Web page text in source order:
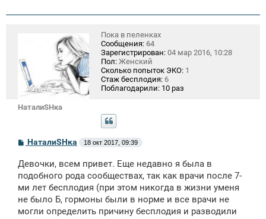
НаталиSHка
Пока в пеленках
Сообщения: 64
Зарегистрирован: 04 мар 2016, 10:28
Пол: Женский
Сколько попыток ЭКО: 1
Стаж бесплодия: 6
Поблагодарили: 10 раз
С
о
б
щ
е
н
и
НаталиSHка 18 окт 2017, 09:39
Девочки, всем привет. Еще недавно я была в
подобного рода сообществах, так как врачи после 7-
ми лет бесплодия (при этом никогда в жизни уменя
не было Б, гормоны были в норме и все врачи не
могли определить причину бесплодия и разводили